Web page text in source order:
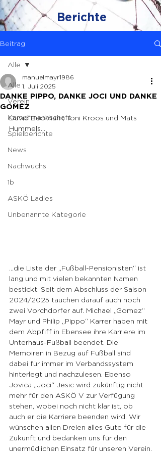
Berichte
Beitrag
Alle
Verein
Kampfmannschaft
Spielberichte
News
Nachwuchs
1b
ASKÖ Ladies
Unbenannte Kategorie
Alle
DANKE PIPPO, DANKE JOCI UND DANKE
GOMEZ
manuelmayr1986
1. Juli 2025
David Beckham, Toni Kroos und Mats
Hummels…
…die Liste der „Fußball-Pensionisten“ ist
lang und mit vielen bekannten Namen
bestickt. Seit dem Abschluss der Saison
2024/2025 tauchen darauf auch noch
zwei Vorchdorfer auf. Michael „Gomez“
Mayr und Philip „Pippo“ Karrer haben mit
dem Abpfiff in Ebensee ihre Karriere im
Unterhaus-Fußball beendet. Die
Memoiren in Bezug auf Fußball sind
dabei für immer im Verbandssystem
hinterlegt und nachzulesen. Ebenso
Jovica „Joci“ Jesic wird zukünftig nicht
mehr für den ASKÖ V zur Verfügung
stehen, wobei noch nicht klar ist, ob
auch er die Karriere beenden wird. Wir
wünschen allen Dreien alles Gute für die
Zukunft und bedanken uns für den
unermüdlichen Einsatz für unseren Verein.